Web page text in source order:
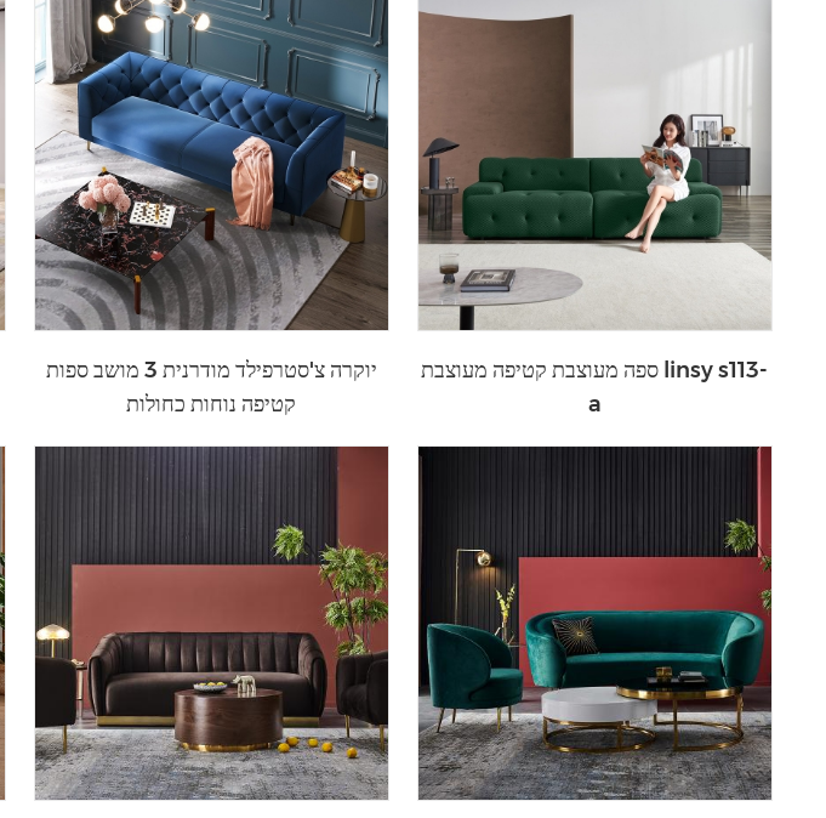
יוקרה צ'סטרפילד מודרנית 3 מושב ספות
קטיפה נוחות כחולות
ספה מעוצבת קטיפה מעוצבת linsy s113-
a